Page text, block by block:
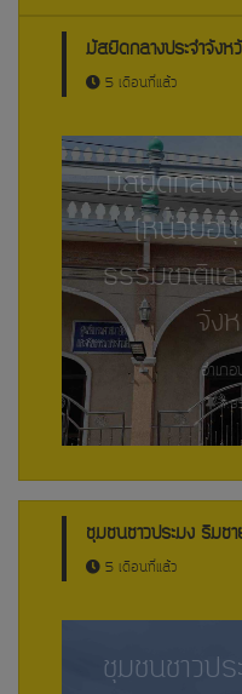
มัสยิดกลางประจำจัง
5 เดือนที่แล้ว
มัสยิดกลาง
(หน่วยอ
ธรรมชาติแ
จัง
อำเภ
ชุมชนชาวประมง ริมช
5 เดือนที่แล้ว
ชุมชนชาวป